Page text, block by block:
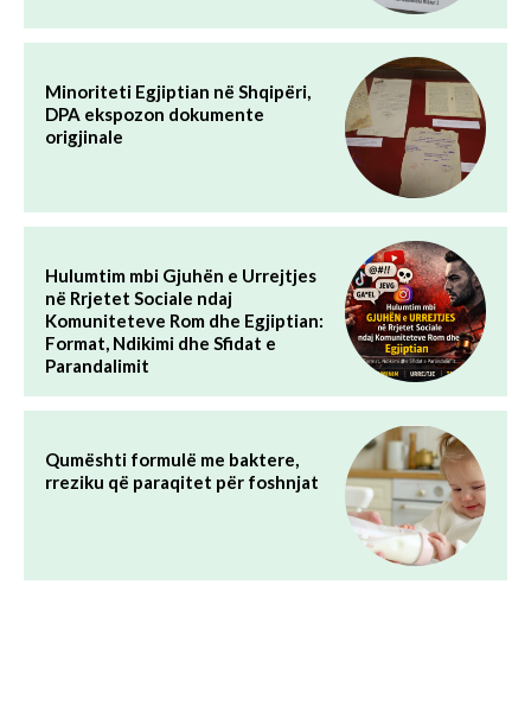
Minoriteti Egjiptian në Shqipëri,
DPA ekspozon dokumente
origjinale
Hulumtim mbi Gjuhën e Urrejtjes
në Rrjetet Sociale ndaj
Komuniteteve Rom dhe Egjiptian:
Format, Ndikimi dhe Sfidat e
Parandalimit
Qumështi formulë me baktere,
rreziku që paraqitet për foshnjat